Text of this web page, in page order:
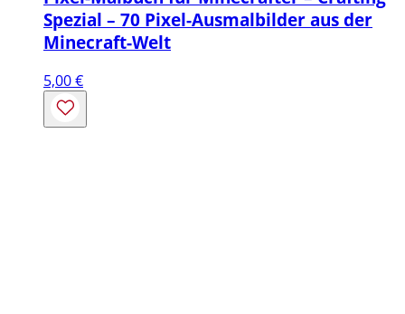
Spezial – 70 Pixel-Ausmalbilder aus der
Minecraft-Welt
5,00€